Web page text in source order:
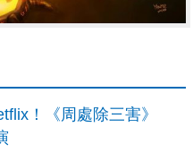
！《周處除三害》